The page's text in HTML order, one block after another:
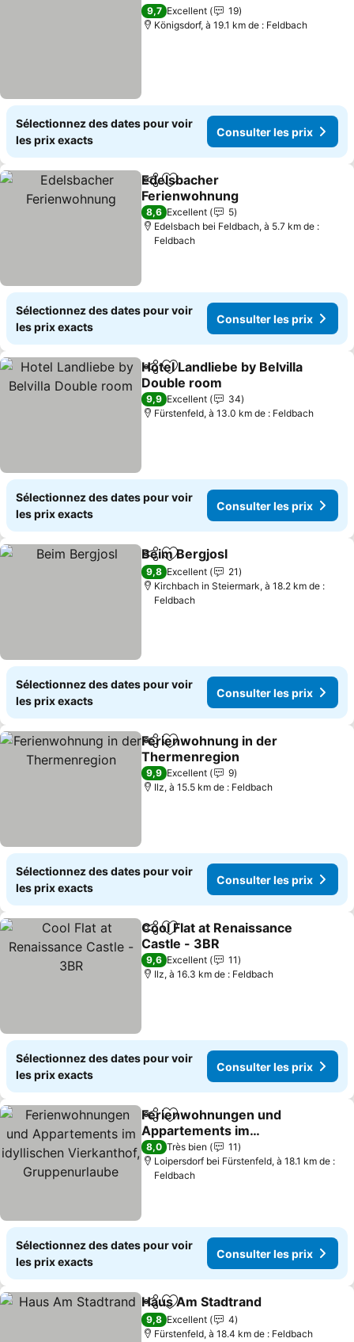
9,7 Excellent
19
Königsdorf, à 19.1 km de : Feldbach
Sélectionnez des dates pour voir
les prix exacts
Consulter les prix
PartagerAjouter à mes favoris
Edelsbacher
Ferienwohnung
Consulter les prix
8,6 Excellent
5
Edelsbach bei Feldbach, à 5.7 km de :
Feldbach
Sélectionnez des dates pour voir
les prix exacts
Consulter les prix
PartagerAjouter à mes favoris
Hotel Landliebe by Belvilla
Double room
Consulter les prix
9,9 Excellent
34
Fürstenfeld, à 13.0 km de : Feldbach
Sélectionnez des dates pour voir
les prix exacts
Consulter les prix
PartagerAjouter à mes favoris
Beim Bergjosl
9,8 Excellent
21
Kirchbach in Steiermark, à 18.2 km de :
Feldbach
Sélectionnez des dates pour voir
les prix exacts
Consulter les prix
PartagerAjouter à mes favoris
Ferienwohnung in der
Thermenregion
Consulter les prix
9,9 Excellent
9
Ilz, à 15.5 km de : Feldbach
Sélectionnez des dates pour voir
les prix exacts
Consulter les prix
PartagerAjouter à mes favoris
Cool Flat at Renaissance
Castle - 3BR
Consulter les prix
9,6 Excellent
11
Ilz, à 16.3 km de : Feldbach
Sélectionnez des dates pour voir
les prix exacts
Consulter les prix
PartagerAjouter à mes favoris
Ferienwohnungen und
Appartements im
idyllischen Vierkanthof,
Gruppenurlaube
Consulter les prix
8,0 Très bien
11
Loipersdorf bei Fürstenfeld, à 18.1 km de :
Feldbach
Sélectionnez des dates pour voir
les prix exacts
Consulter les prix
PartagerAjouter à mes favoris
Haus Am Stadtrand
9,8 Excellent
4
Fürstenfeld, à 18.4 km de : Feldbach